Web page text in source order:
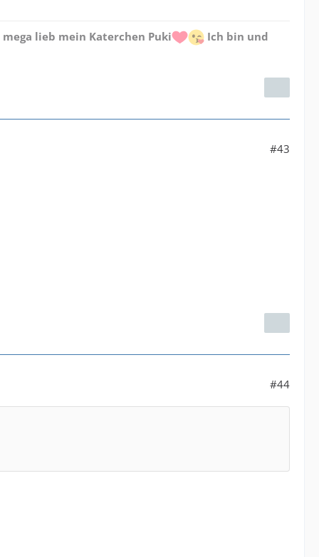
lieb mein Katerchen Puki Ich bin und
#43
#44